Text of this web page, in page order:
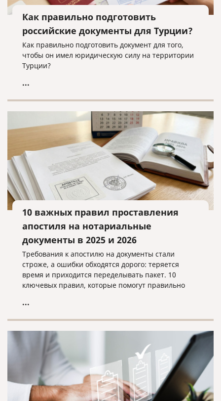
Как правильно подготовить
российские документы для Турции?
Как правильно подготовить документ для того,
чтобы он имел юридическую силу на территории
Турции?
...
10 важных правил проставления
апостиля на нотариальные
документы в 2025 и 2026
Требования к апостилю на документы стали
строже, а ошибки обходятся дорого: теряется
время и приходится переделывать пакет. 10
ключевых правил, которые помогут правильно
оформление и избежать типичных причин отказа,
...